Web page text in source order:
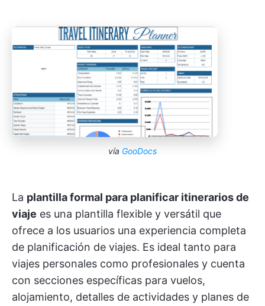
vía GooDocs
La plantilla formal para planificar itinerarios de
viaje es una plantilla flexible y versátil que
ofrece a los usuarios una experiencia completa
de planificación de viajes. Es ideal tanto para
viajes personales como profesionales y cuenta
con secciones específicas para vuelos,
alojamiento, detalles de actividades y planes de